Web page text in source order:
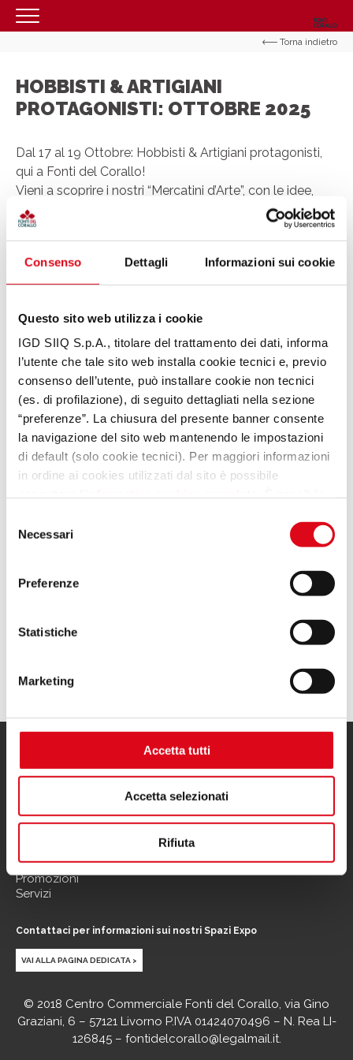
Consenso Dettagli Informazioni sui cookie
Questo sito web utilizza i cookie
IGD SIIQ S.p.A., titolare del trattamento dei dati, informa
l’utente che tale sito web installa cookie tecnici e, previo
consenso dell’utente, può installare cookie non tecnici
(es. di profilazione), di seguito dettagliati nella sezione
“preferenze”. La chiusura del presente banner consente
la navigazione del sito web mantenendo le impostazioni
di default (solo cookie tecnici). Per maggiori informazioni
in ordine ai cookies utilizzati dal sito è possibile
mediante il link “rivedi le tue scelte sui cookie” presente
delNecessari
Preferenze
Statistiche
Marketing
Accetta tutti
Accetta selezionati
Rifiuta
IL CENTRO
ORARI
PROMOZIONI
NEGOZI
SERVIZI
CONTATTI
Torna indietro
dal 17 al 19 Ottobre 2025
HOBBISTI & ARTIGIANI
PROTAGONISTI: OTTOBRE 2025
Dal 17 al 19 Ottobre: Hobbisti & Artigiani protagonisti,
qui a Fonti del Corallo!
Vieni a scoprire i nostri “Mercatini d’Arte”, con le idee,
intuizioni e realizzazioni di svariati artigiani di ogni
settore!
Condividi
Dove
Eventi
Promozioni
Servizi
Informazioni utili
Contatti
Informativa privacy
Informativa cookies
Contattaci per informazioni sui nostri Spazi Expo
VAI ALLA PAGINA DEDICATA >
© 2018 Centro Commerciale Fonti del Corallo, via Gino
Graziani, 6 – 57121 Livorno P.IVA 01424070496 – N. Rea LI-
126845 – fontidelcorallo@legalmail.it.